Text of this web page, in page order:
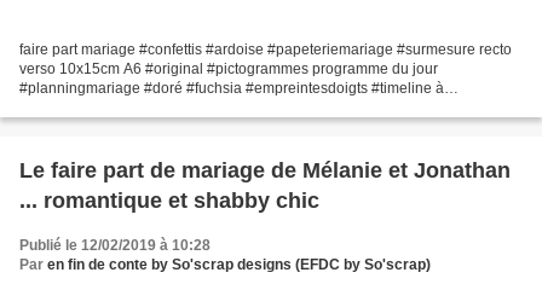
faire part mariage #confettis #ardoise #papeteriemariage #surmesure recto
verso 10x15cm A6 #original #pictogrammes programme du jour
#planningmariage #doré #fuchsia #empreintesdoigts #timeline à
Le faire part de mariage de Mélanie et Jonathan
... romantique et shabby chic
Publié le 12/02/2019 à 10:28
Par en fin de conte by So'scrap designs (EFDC by So'scrap)